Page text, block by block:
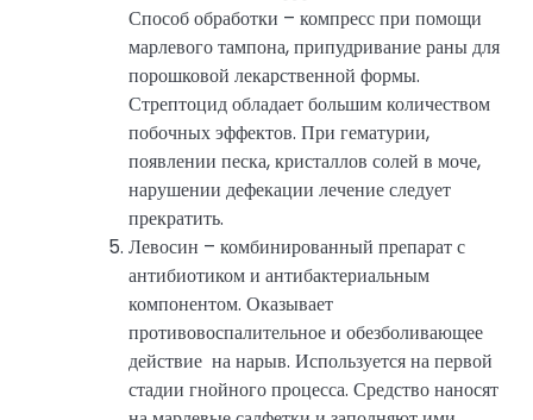
Способ обработки – компресс при помощи
марлевого тампона, припудривание раны для
порошковой лекарственной формы.
Стрептоцид обладает большим количеством
побочных эффектов. При гематурии,
появлении песка, кристаллов солей в моче,
нарушении дефекации лечение следует
прекратить.
Левосин – комбинированный препарат с
антибиотиком и антибактериальным
компонентом. Оказывает
противовоспалительное и обезболивающее
действие на нарыв. Используется на первой
стадии гнойного процесса. Средство наносят